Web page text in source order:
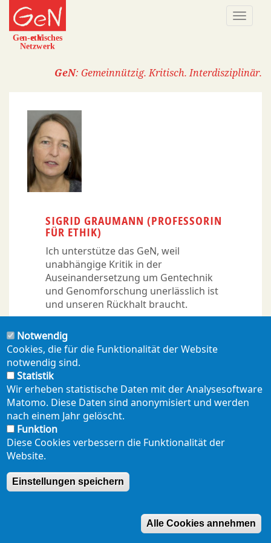
Direkt
zum
Inhalt
GeN: Gemeinnützig. Kritisch. Interdisziplinär.
SIGRID GRAUMANN (PROFESSORIN
FÜR ETHIK)
Ich unterstütze das GeN, weil
unabhängige Kritik in der
Auseinandersetzung um Gentechnik
und Genomforschung unerlässlich ist
und unseren Rückhalt braucht.
Footer
mobil
NEWSLETTER PRESSE
DATENSCHUTZERKLÄRUNG
SEITENÜBERSICHT
Notwendig
Cookies, die für die Funktionalität der Website
notwendig sind.
Statistik
Wir erheben statistische Daten mit der Analysesoftware
Matomo. Diese Daten sind anonymisiert und werden
nach einem Jahr gelöscht.
Funktion
Diese Cookies verbessern die Funktionalität der
Website.
Einstellungen speichern
Alle Cookies annehmen